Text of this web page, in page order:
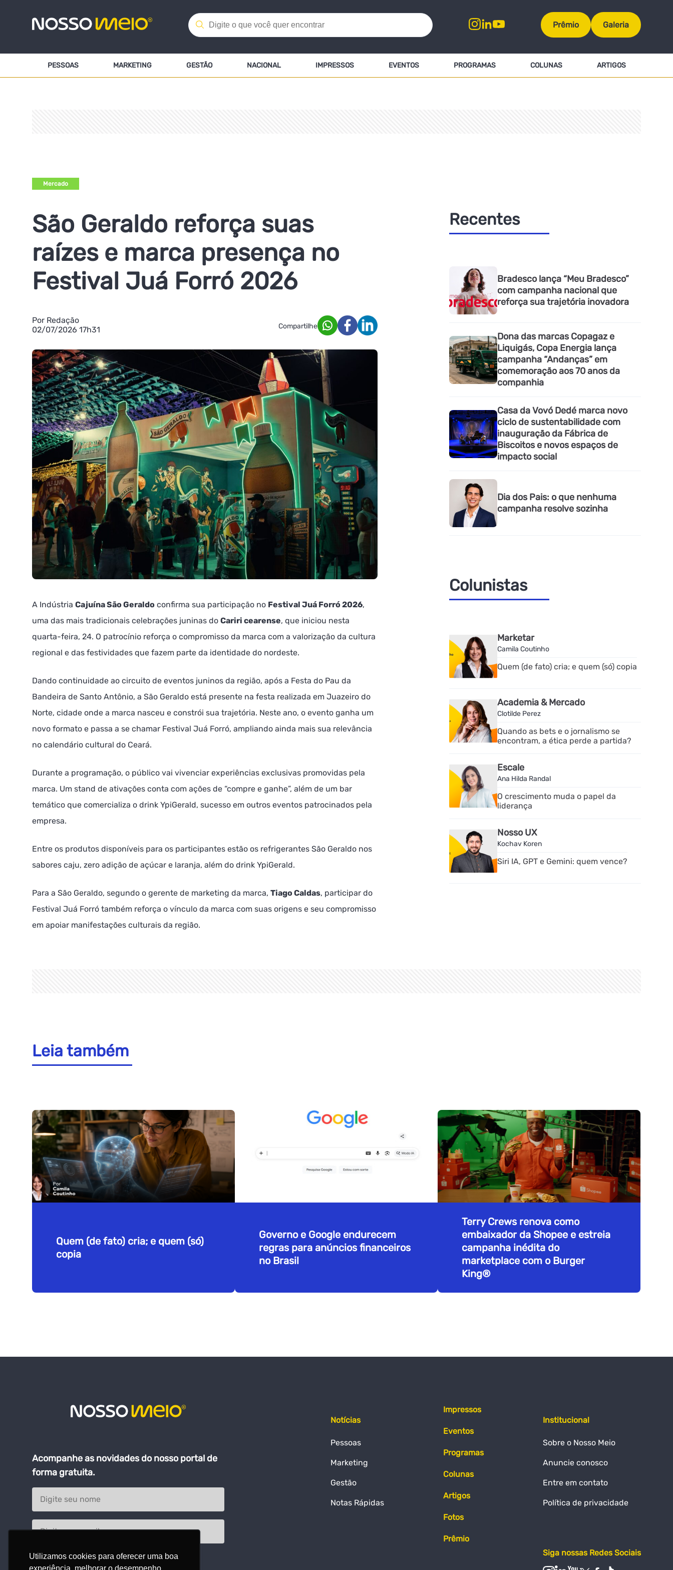
Utilizamos cookies para oferecer uma boa
experiência, melhorar o desempenho,
Prêmio Galeria
PESSOAS MARKETING GESTÃO NACIONAL IMPRESSOS EVENTOS PROGRAMAS COLUNAS ARTIGOS
Mercado
São Geraldo reforça suas
raízes e marca presença no
Festival Juá Forró 2026
Por Redação
02/07/2026 17h31
Compartilhe
A Indústria Cajuína São Geraldo confirma sua participação no Festival Juá Forró 2026,
uma das mais tradicionais celebrações juninas do Cariri cearense, que iniciou nesta
quarta-feira, 24. O patrocínio reforça o compromisso da marca com a valorização da cultura
regional e das festividades que fazem parte da identidade do nordeste.
Dando continuidade ao circuito de eventos juninos da região, após a Festa do Pau da
Bandeira de Santo Antônio, a São Geraldo está presente na festa realizada em Juazeiro do
Norte, cidade onde a marca nasceu e constrói sua trajetória. Neste ano, o evento ganha um
novo formato e passa a se chamar Festival Juá Forró, ampliando ainda mais sua relevância
no calendário cultural do Ceará.
Durante a programação, o público vai vivenciar experiências exclusivas promovidas pela
marca. Um stand de ativações conta com ações de “compre e ganhe”, além de um bar
temático que comercializa o drink YpiGerald, sucesso em outros eventos patrocinados pela
empresa.
Entre os produtos disponíveis para os participantes estão os refrigerantes São Geraldo nos
sabores caju, zero adição de açúcar e laranja, além do drink YpiGerald.
Para a São Geraldo, segundo o gerente de marketing da marca, Tiago Caldas, participar do
Festival Juá Forró também reforça o vínculo da marca com suas origens e seu compromisso
em apoiar manifestações culturais da região.
Recentes
Bradesco lança “Meu Bradesco”
com campanha nacional que
reforça sua trajetória inovadora
Dona das marcas Copagaz e
Liquigás, Copa Energia lança
campanha “Andanças” em
comemoração aos 70 anos da
companhia
Casa da Vovó Dedé marca novo
ciclo de sustentabilidade com
inauguração da Fábrica de
Biscoitos e novos espaços de
impacto social
Dia dos Pais: o que nenhuma
campanha resolve sozinha
Colunistas
Marketar
Camila Coutinho
Quem (de fato) cria; e quem (só) copia
Academia & Mercado
Clotilde Perez
Quando as bets e o jornalismo se
encontram, a ética perde a partida?
Escale
Ana Hilda Randal
O crescimento muda o papel da
liderança
Nosso UX
Kochav Koren
Siri IA, GPT e Gemini: quem vence?
Leia também
Quem (de fato) cria; e quem (só)
copia
Governo e Google endurecem
regras para anúncios financeiros
no Brasil
Terry Crews renova como
embaixador da Shopee e estreia
campanha inédita do
marketplace com o Burger
King®
Acompanhe as novidades do nosso portal de
forma gratuita.
Notícias
Pessoas
Marketing
Gestão
Notas Rápidas
Impressos
Eventos
Programas
Colunas
Artigos
Fotos
Prêmio
Institucional
Sobre o Nosso Meio
Anuncie conosco
Entre em contato
Política de privacidade
Siga nossas Redes Sociais